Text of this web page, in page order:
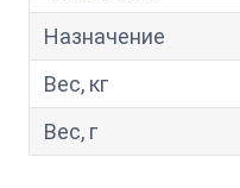
Назначение
Вес, кг
Вес, г